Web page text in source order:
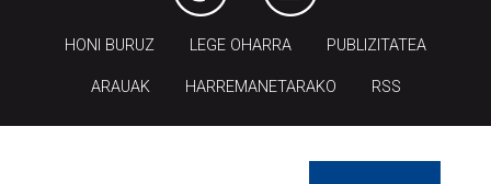
HONI BURUZ LEGE OHARRA PUBLIZITATEA
ARAUAK HARREMANETARAKO RSS